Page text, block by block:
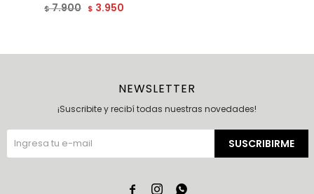
$7.900 $ 3.950
NEWSLETTER
¡Suscribite y recibí todas nuestras novedades!
SUSCRIBIRME
  